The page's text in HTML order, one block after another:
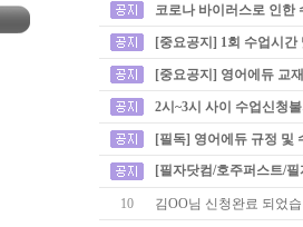
코로나 바이러스로 인한
[중요공지] 1회 수업시
[중요공지] 영어에듀 교
2시~3시 사이 수업신청
[필독] 영어에듀 규정 및
[필자닷컴/호주퍼스트/
10 김OO님 신청완료 되었